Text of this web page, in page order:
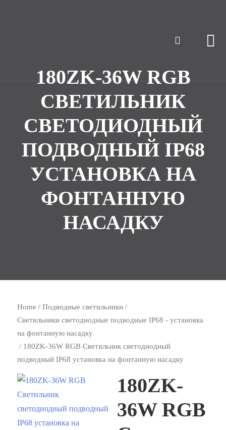
180ZK-36W RGB
СВЕТИЛЬНИК
СВЕТОДИОДНЫЙ
ПОДВОДНЫЙ IP68
УСТАНОВКА НА
ФОНТАННУЮ
НАСАДКУ
Home /Подводные светильники /
Светильники светодиодные подводные IP68 - установка
на фонтанную насадку
/ 180ZK-36W RGB Светильник светодиодный
подводный IP68 установка на фонтанную насадку
180ZK-
36W RGB